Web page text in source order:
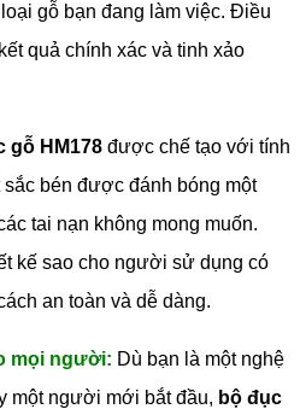
gỗ bạn đang làm việc. Điều
quả chính xác và tinh xảo
gỗ HM178 được chế tạo với tính
bén được đánh bóng một
tai nạn không mong muốn.
kế sao cho người sử dụng có
an toàn và dễ dàng.
mọi người: Dù bạn là một nghệ
một người mới bắt đầu, bộ đục